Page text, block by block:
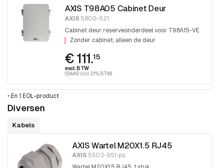
AXIS T98A05 Cabinet Deur
AXIS 5800-521
Cabinet deur reserveonderdeel voor T98A15-VE
Zonder cabinet, alleen de deur
€ 111.15
excl. BTW
(134.49 incl. 21% BTW)
• En 1 EOL-product
Diversen
Kabels
AXIS Wartel M20X1.5 RJ45
AXIS 5503-951-ps